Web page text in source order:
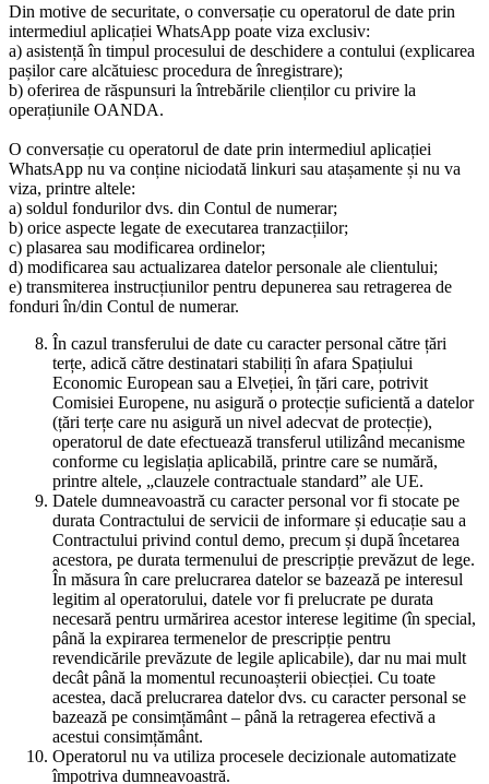
Din motive de securitate, o conversație cu operatorul de date prin
intermediul aplicației WhatsApp poate viza exclusiv:
a) asistență în timpul procesului de deschidere a contului (explicarea
pașilor care alcătuiesc procedura de înregistrare);
b) oferirea de răspunsuri la întrebările clienților cu privire la
operațiunile OANDA.
O conversație cu operatorul de date prin intermediul aplicației
WhatsApp nu va conține niciodată linkuri sau atașamente și nu va
viza, printre altele:
a) soldul fondurilor dvs. din Contul de numerar;
b) orice aspecte legate de executarea tranzacțiilor;
c) plasarea sau modificarea ordinelor;
d) modificarea sau actualizarea datelor personale ale clientului;
e) transmiterea instrucțiunilor pentru depunerea sau retragerea de
fonduri în/din Contul de numerar.
În cazul transferului de date cu caracter personal către țări
terțe, adică către destinatari stabiliți în afara Spațiului
Economic European sau a Elveției, în țări care, potrivit
Comisiei Europene, nu asigură o protecție suficientă a datelor
(țări terțe care nu asigură un nivel adecvat de protecție),
operatorul de date efectuează transferul utilizând mecanisme
conforme cu legislația aplicabilă, printre care se numără,
printre altele, „clauzele contractuale standard” ale UE.
Datele dumneavoastră cu caracter personal vor fi stocate pe
durata Contractului de servicii de informare și educație sau a
Contractului privind contul demo, precum și după încetarea
acestora, pe durata termenului de prescripție prevăzut de lege.
În măsura în care prelucrarea datelor se bazează pe interesul
legitim al operatorului, datele vor fi prelucrate pe durata
necesară pentru urmărirea acestor interese legitime (în special,
până la expirarea termenelor de prescripție pentru
revendicările prevăzute de legile aplicabile), dar nu mai mult
decât până la momentul recunoașterii obiecției. Cu toate
acestea, dacă prelucrarea datelor dvs. cu caracter personal se
bazează pe consimțământ – până la retragerea efectivă a
acestui consimțământ.
Operatorul nu va utiliza procesele decizionale automatizate
împotriva dumneavoastră.